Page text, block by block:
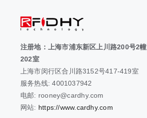
注册地：上海市浦东新区上川路200号2幢
202室
上海市闵行区合川路3152号417-419室
服务热线: 4001037942
电邮: rooney@cardhy.com
网站: https://www.cardhy.com